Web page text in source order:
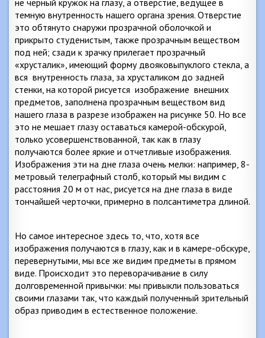
не черный кружок на глазу, а отверстие, ведущее в
темную внутренность нашего органа зрения. Отверстие
это обтянуто снаружи прозрачной оболочкой и
прикрыто студенистым, также прозрачным веществом
под ней; сзади к зрачку прилегает прозрачный
«хрусталик», имеющий форму двояковыпуклого стекла, а
вся внутренность глаза, за хрусталиком до задней
стенки, на которой рисуется изображение внешних
предметов, заполнена прозрачным веществом вид
нашего глаза в разрезе изображен на рисунке 50. Но все
это не мешает глазу оставаться камерой-обскурой,
только усовершенствованной, так как в глазу
получаются более яркие и отчетливые изображения.
Изображения эти на дне глаза очень мелки: например, 8-
метровый телеграфный столб, который мы видим с
расстояния 20 м от нас, рисуется на дне глаза в виде
тончайшей черточки, примерно в полсантиметра длиной.
Но самое интересное здесь то, что, хотя все
изображения получаются в глазу, как и в камере-обскуре,
перевернутыми, мы все же видим предметы в прямом
виде. Происходит это переворачивание в силу
долговременной привычки: мы привыкли пользоваться
своими глазами так, что каждый полученный зрительный
образ приводим в естественное положение.